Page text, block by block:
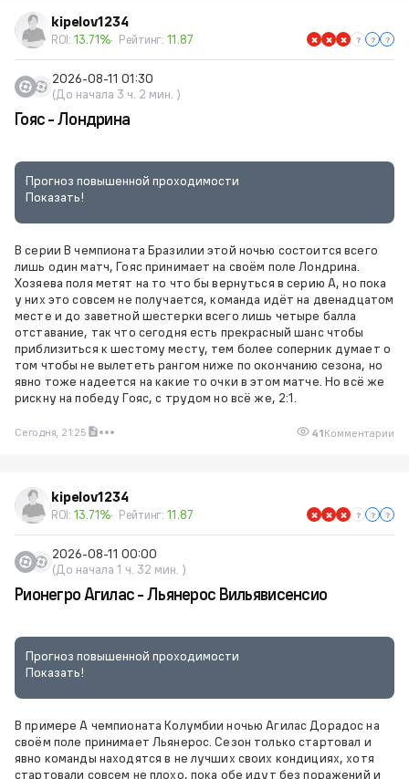
kipelov1234
ROI: 13.71% Рейтинг: 11.87
2026-08-11 01:30
(До начала 3 ч. 2 мин. )
Гояс - Лондрина
Прогноз повышенной проходимости
Показать!
В серии В чемпионата Бразилии этой ночью состоится всего
лишь один матч, Гояс принимает на своём поле Лондрина.
Хозяева поля метят на то что бы вернуться в серию А, но пока
у них это совсем не получается, команда идёт на двенадцатом
месте и до заветной шестерки всего лишь четыре балла
отставание, так что сегодня есть прекрасный шанс чтобы
приблизиться к шестому месту, тем более соперник думает о
том чтобы не вылететь рангом ниже по окончанию сезона, но
явно тоже надеется на какие то очки в этом матче. Но всё же
рискну на победу Гояс, с трудом но всё же, 2:1.
Сегодня, 21:25 41Комментарии
kipelov1234
ROI: 13.71% Рейтинг: 11.87
2026-08-11 00:00
(До начала 1 ч. 32 мин. )
Рионегро Агилас - Льянерос Вильявисенсио
Прогноз повышенной проходимости
Показать!
В примере А чемпионата Колумбии ночью Агилас Дорадос на
своём поле принимает Льянерос. Сезон только стартовал и
явно команды находятся в не лучших своих кондициях, хотя
стартовали совсем не плохо, пока обе идут без поражений и